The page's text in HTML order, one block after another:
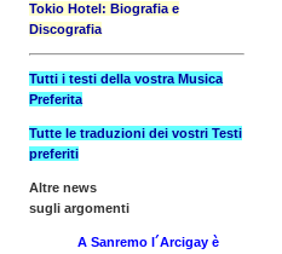
Tokio Hotel: Biografia e
Discografia
Tutti i testi della vostra Musica
Preferita
Tutte le traduzioni dei vostri Testi
preferiti
Altre news
sugli argomenti
A Sanremo l´Arcigay è